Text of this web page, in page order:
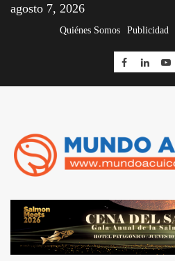
agosto 7, 2026
Quiénes Somos Publicidad